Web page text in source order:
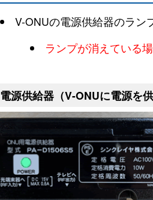
V-ONUの電源供給器のラン
ランプが消えている場
電源供給器（V-ONUに電源を供